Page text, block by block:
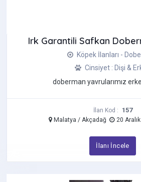
Irk Garantili Safkan
Köpek İlanları -
Cinsiyet : Dişi &
doberman yavrularımız
İlan Kod : 157
Malatya / Akçadağ 20
İlanı İncele